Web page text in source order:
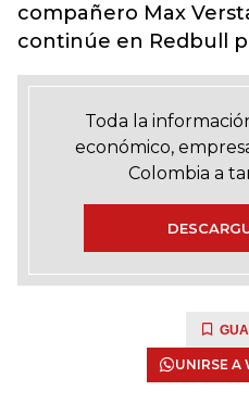
compañero Max
continúe en Redbull
Toda la
económico,
Colombia a
UNIRSE A